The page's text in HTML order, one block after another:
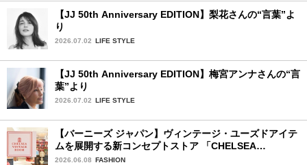
【JJ 50th Anniversary EDITION】梨花さんの“言葉”よ
り
2026.07.02 LIFE STYLE
【JJ 50th Anniversary EDITION】梅宮アンナさんの“言
葉”より
2026.07.02 LIFE STYLE
【バーニーズ ジャパン】ヴィンテージ・ユーズドアイテ
ムを展開する新コンセプトストア 「CHELSEA
VINTAGE ROOM」が誕生
2026.06.08 FASHION